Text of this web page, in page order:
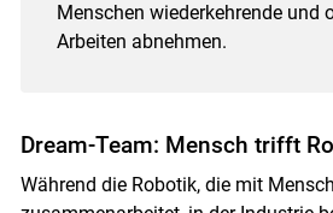
Menschen wiederkehrende und
Arbeiten abnehmen.
Dream-Team: Mensch trifft
Während die Robotik, die mit